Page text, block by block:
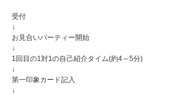
受付
↓
お見合いパーティー開始
↓
1回目の1対1の自己紹介タイム(約4～5分)
↓
第一印象カード記入
↓